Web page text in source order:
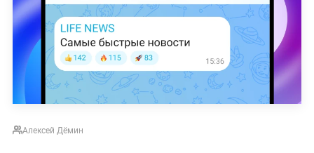
Алексей Дёмин